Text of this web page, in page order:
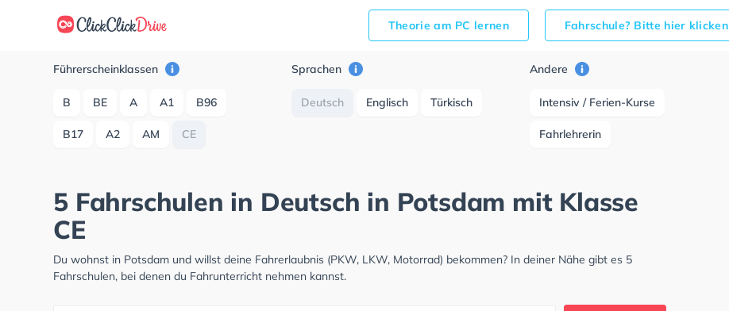
Theorie am PC lernen Fahrschule? Bitte hier klicken
Führerscheinklassen
B BE A A1 B96
B17 A2 AM CE
Sprachen
Deutsch Englisch Türkisch
Andere
Intensiv / Ferien-Kurse
Fahrlehrerin
5 Fahrschulen in Deutsch in Potsdam mit Klasse
CE
Du wohnst in Potsdam und willst deine Fahrerlaubnis (PKW, LKW, Motorrad) bekommen? In deiner Nähe gibt es 5
Fahrschulen, bei denen du Fahrunterricht nehmen kannst.